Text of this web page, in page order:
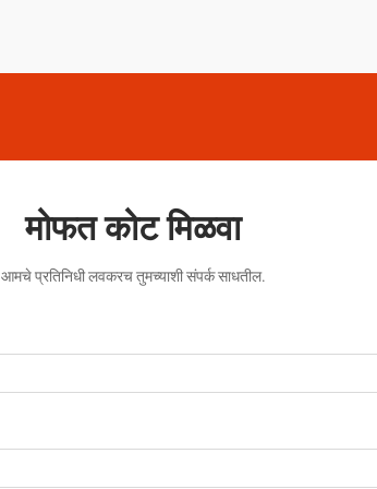
मोफत कोट मिळवा
आमचे प्रतिनिधी लवकरच तुमच्याशी संपर्क साधतील.